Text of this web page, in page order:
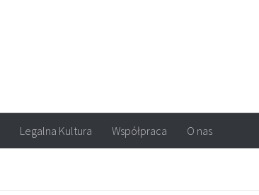
Legalna Kultura Współpraca O nas